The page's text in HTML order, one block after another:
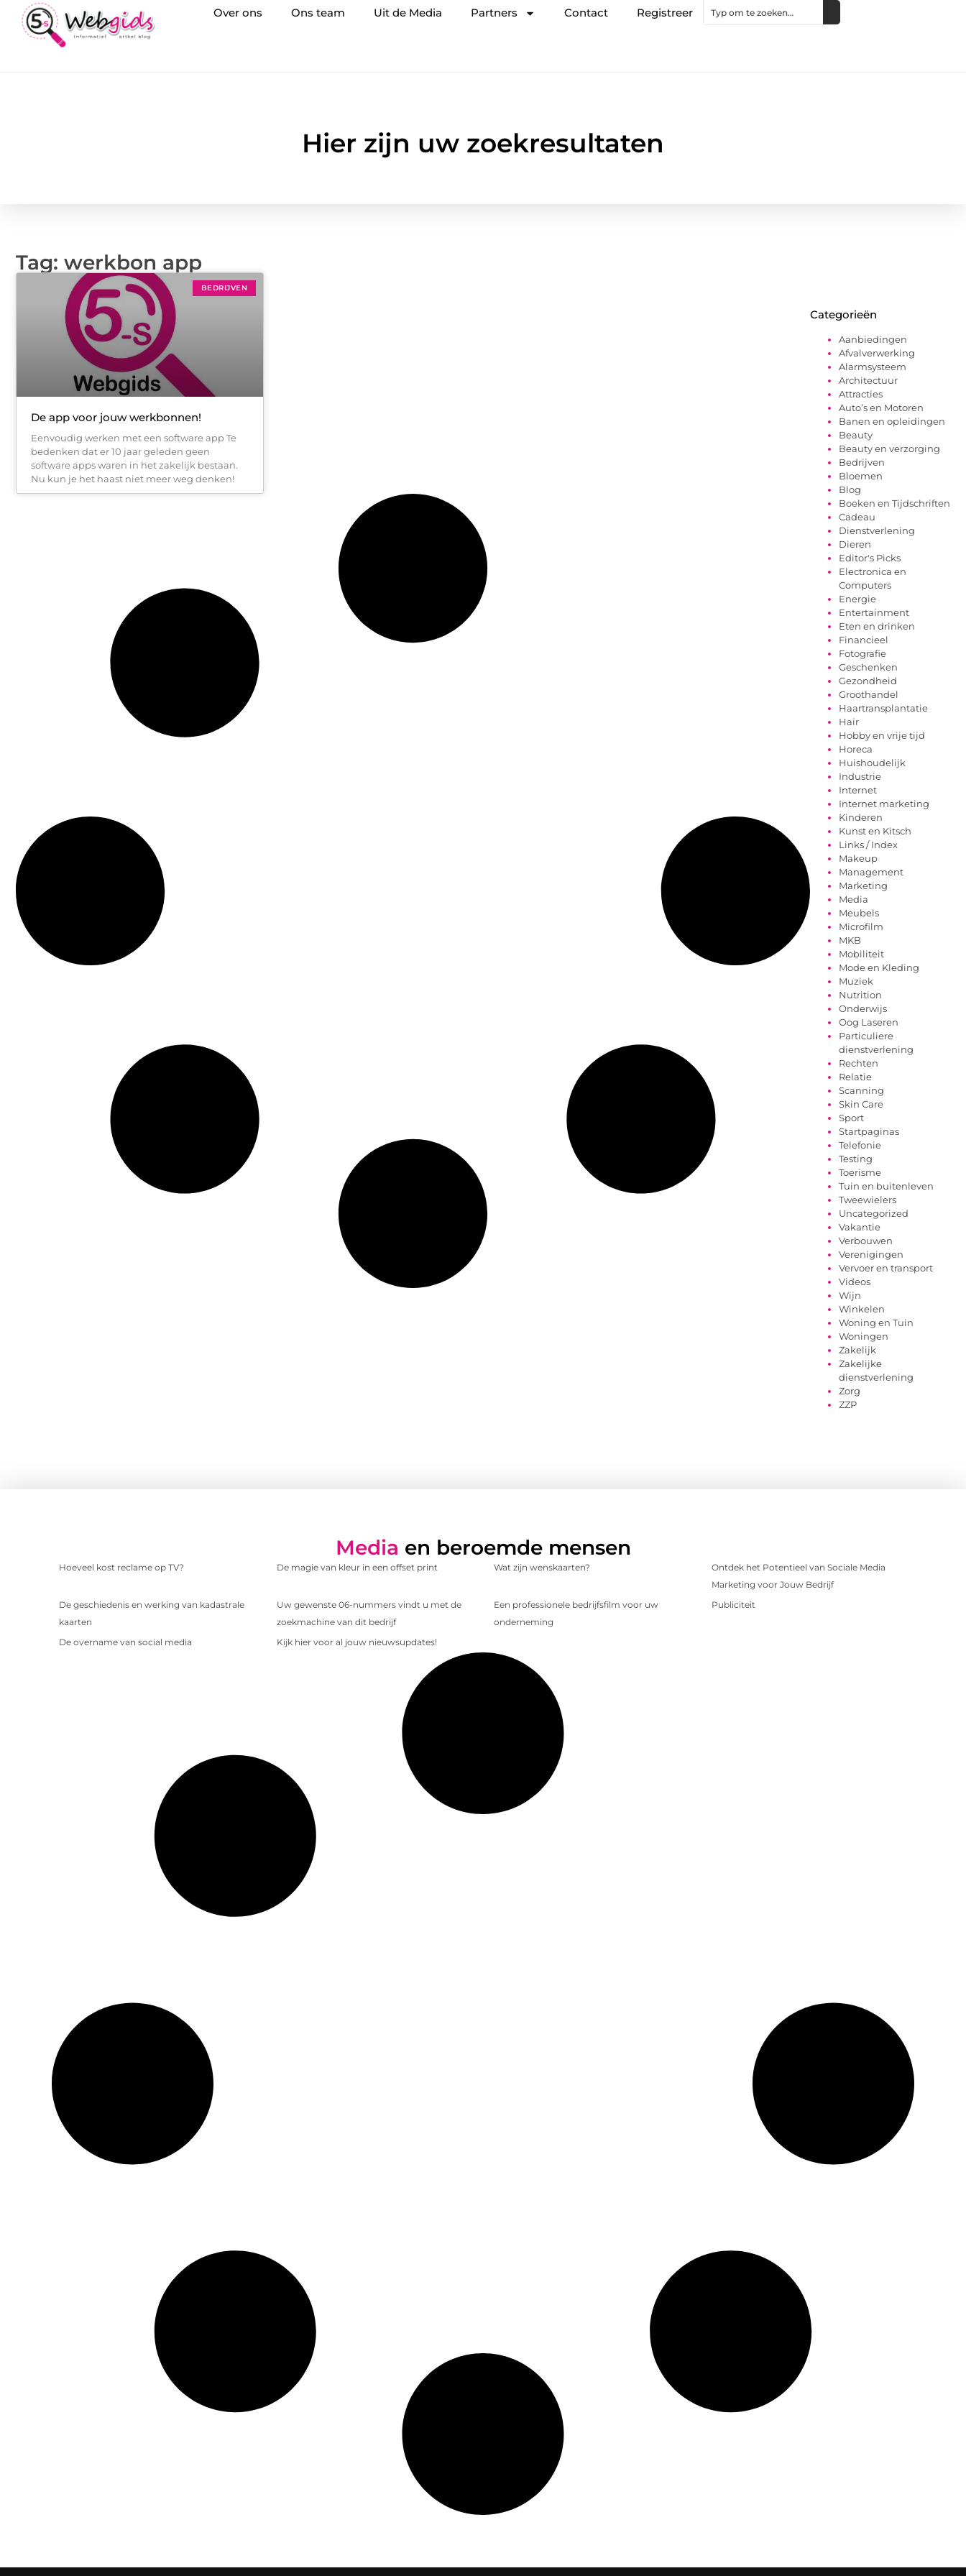
Over ons Ons team Uit de Media Partners Contact Registreer
Hier zijn uw zoekresultaten
Tag: werkbon app
BEDRIJVEN
De app voor jouw werkbonnen!
Eenvoudig werken met een software app Te
bedenken dat er 10 jaar geleden geen
software apps waren in het zakelijk bestaan.
Nu kun je het haast niet meer weg denken!
Categorieën
Aanbiedingen
Afvalverwerking
Alarmsysteem
Architectuur
Attracties
Auto’s en Motoren
Banen en opleidingen
Beauty
Beauty en verzorging
Bedrijven
Bloemen
Blog
Boeken en Tijdschriften
Cadeau
Dienstverlening
Dieren
Editor's Picks
Electronica en
Computers
Energie
Entertainment
Eten en drinken
Financieel
Fotografie
Geschenken
Gezondheid
Groothandel
Haartransplantatie
Hair
Hobby en vrije tijd
Horeca
Huishoudelijk
Industrie
Internet
Internet marketing
Kinderen
Kunst en Kitsch
Links / Index
Makeup
Management
Marketing
Media
Meubels
Microfilm
MKB
Mobiliteit
Mode en Kleding
Muziek
Nutrition
Onderwijs
Oog Laseren
Particuliere
dienstverlening
Rechten
Relatie
Scanning
Skin Care
Sport
Startpaginas
Telefonie
Testing
Toerisme
Tuin en buitenleven
Tweewielers
Uncategorized
Vakantie
Verbouwen
Verenigingen
Vervoer en transport
Videos
Wijn
Winkelen
Woning en Tuin
Woningen
Zakelijk
Zakelijke
dienstverlening
Zorg
ZZP
Media en beroemde mensen
Hoeveel kost reclame op TV? De magie van kleur in een offset print Wat zijn wenskaarten?
Ontdek het Potentieel van Sociale Media
Marketing voor Jouw Bedrijf
De geschiedenis en werking van kadastrale
kaarten
Uw gewenste 06-nummers vindt u met de
zoekmachine van dit bedrijf
Een professionele bedrijfsfilm voor uw
onderneming
Publiciteit
De overname van social media Kijk hier voor al jouw nieuwsupdates!